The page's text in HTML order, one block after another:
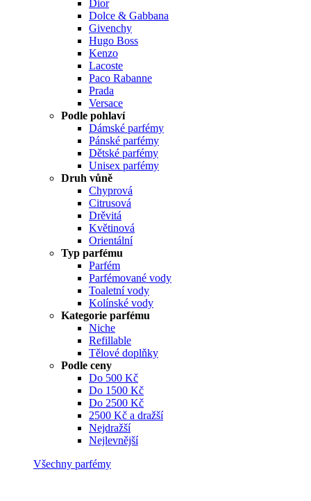
Dior
Dolce & Gabbana
Givenchy
Hugo Boss
Kenzo
Lacoste
Paco Rabanne
Prada
Versace
Podle pohlaví
Dámské parfémy
Pánské parfémy
Dětské parfémy
Unisex parfémy
Druh vůně
Chyprová
Citrusová
Drěvitá
Květinová
Orientální
Typ parfému
Parfém
Parfémované vody
Toaletní vody
Kolínské vody
Kategorie parfému
Niche
Refillable
Tělové doplňky
Podle ceny
Do 500 Kč
Do 1500 Kč
Do 2500 Kč
2500 Kč a dražší
Nejdražší
Nejlevnější
Všechny parfémy